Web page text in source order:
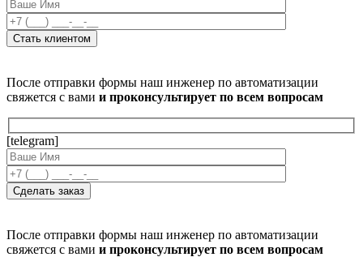
После отправки формы наш инженер по автоматизации
свяжется с вами и проконсультирует по всем вопросам
[telegram]
После отправки формы наш инженер по автоматизации
свяжется с вами и проконсультирует по всем вопросам